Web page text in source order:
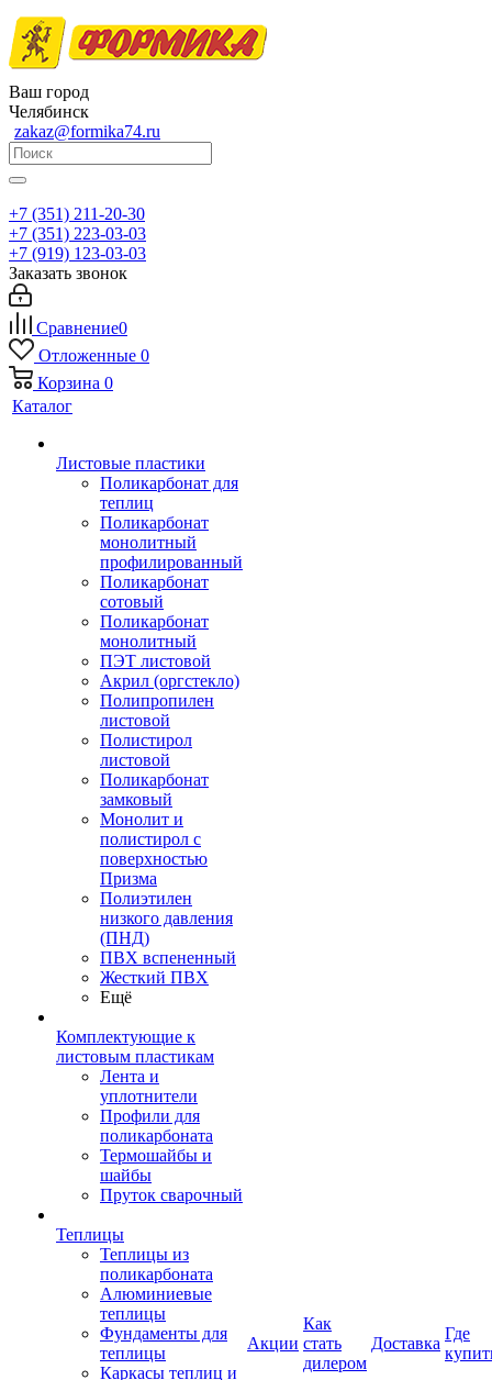
Ваш город
Челябинск
zakaz@formika74.ru
+7 (351) 211-20-30
+7 (351) 223-03-03
+7 (919) 123-03-03
Заказать звонок
Сравнение0
Отложенные 0
Корзина 0
Каталог
Листовые пластики
Поликарбонат для
теплиц
Поликарбонат
монолитный
профилированный
Поликарбонат
сотовый
Поликарбонат
монолитный
ПЭТ листовой
Акрил (оргстекло)
Полипропилен
листовой
Полистирол
листовой
Поликарбонат
замковый
Монолит и
полистирол с
поверхностью
Призма
Полиэтилен
низкого давления
(ПНД)
ПВХ вспененный
Жесткий ПВХ
Ещё
Комплектующие к
листовым пластикам
Лента и
уплотнители
Профили для
поликарбоната
Термошайбы и
шайбы
Пруток сварочный
Теплицы
Теплицы из
поликарбоната
Алюминиевые
теплицы
Фундаменты для
теплицы
Каркасы теплиц и
Акции
Как
стать
дилером
Доставка
Где